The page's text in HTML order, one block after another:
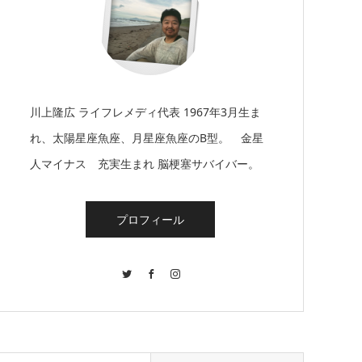
川上隆広 ライフレメディ代表 1967年3月生ま
れ、太陽星座魚座、月星座魚座のB型。 金星
人マイナス 充実生まれ 脳梗塞サバイバー。
プロフィール
Twitter Facebook